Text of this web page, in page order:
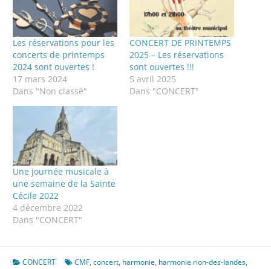
Les réservations pour les
concerts de printemps
2024 sont ouvertes !
17 mars 2024
Dans "Non classé"
CONCERT DE PRINTEMPS
2025 – Les réservations
sont ouvertes !!!
5 avril 2025
Dans "CONCERT"
Une journée musicale à
une semaine de la Sainte
Cécile 2022
4 décembre 2022
Dans "CONCERT"
CONCERT CMF,concert, harmonie, harmonie rion-des-landes,